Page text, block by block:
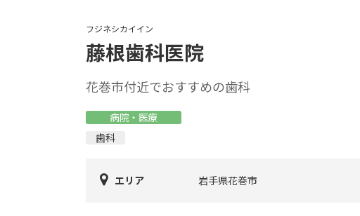
フジネシカイイン
藤根歯科医院
花巻市付近でおすすめの歯科
病院・医療
歯科
エリア 岩手県花巻市